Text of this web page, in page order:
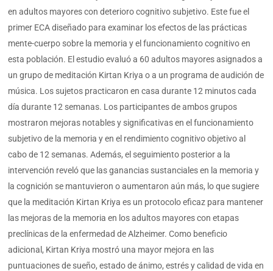
en adultos mayores con deterioro cognitivo subjetivo. Este fue el
primer ECA diseñado para examinar los efectos de las prácticas
mente-cuerpo sobre la memoria y el funcionamiento cognitivo en
esta población. El estudio evaluó a 60 adultos mayores asignados a
un grupo de meditación Kirtan Kriya o a un programa de audición de
música. Los sujetos practicaron en casa durante 12 minutos cada
día durante 12 semanas. Los participantes de ambos grupos
mostraron mejoras notables y significativas en el funcionamiento
subjetivo de la memoria y en el rendimiento cognitivo objetivo al
cabo de 12 semanas. Además, el seguimiento posterior a la
intervención reveló que las ganancias sustanciales en la memoria y
la cognición se mantuvieron o aumentaron aún más, lo que sugiere
que la meditación Kirtan Kriya es un protocolo eficaz para mantener
las mejoras de la memoria en los adultos mayores con etapas
preclínicas de la enfermedad de Alzheimer. Como beneficio
adicional, Kirtan Kriya mostró una mayor mejora en las
puntuaciones de sueño, estado de ánimo, estrés y calidad de vida en